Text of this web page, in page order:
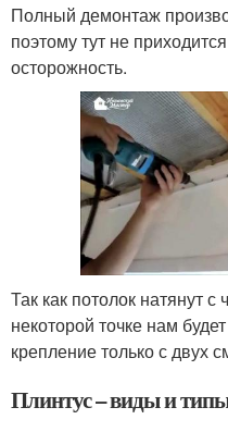
Полный демонтаж
поэтому тут не
осторожность.
Так как потолок натянут
некоторой точке нам
крепление только с двух
Плинтус – виды и